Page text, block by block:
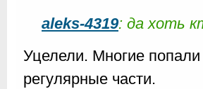
aleks-4319: да хоть
Уцелели. Многие попали
регулярные части.